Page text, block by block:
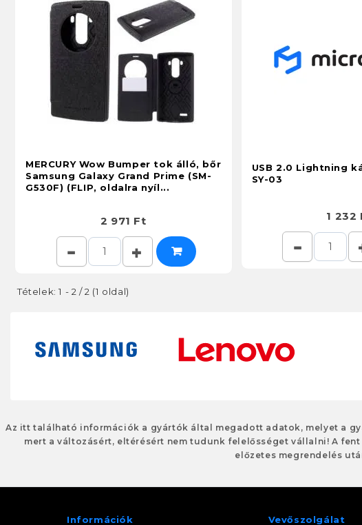
MERCURY Wow Bumper tok álló, bőr
Samsung Galaxy Grand Prime (SM-
G530F) (FLIP, oldalra nyíl...
2 971 Ft
USB 2.0 Lightning
SY-03
1 232
Tételek: 1 - 2 / 2 (1 oldal)
Az itt található információk a gyártók által megadott adatok, melyet a
mert a változásért, eltérésért nem tudunk felelősséget vállalni! A
előzetes megrendelés
Információk Vevőszolgálat